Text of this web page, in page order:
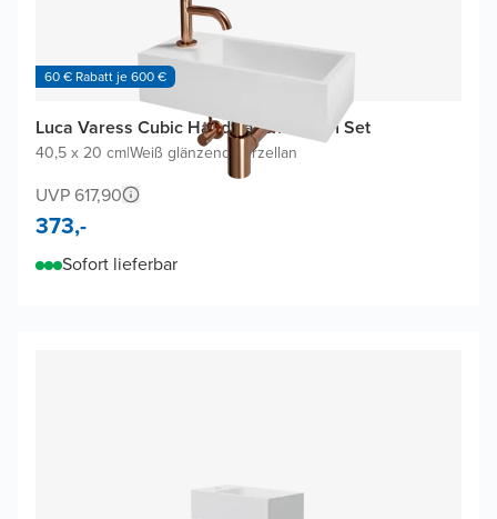
60 € Rabatt je 600 €
Luca Varess Cubic Handwaschbecken Set
40,5 x 20 cm|Weiß glänzend Porzellan
UVP 617,90
373,-
Sofort lieferbar